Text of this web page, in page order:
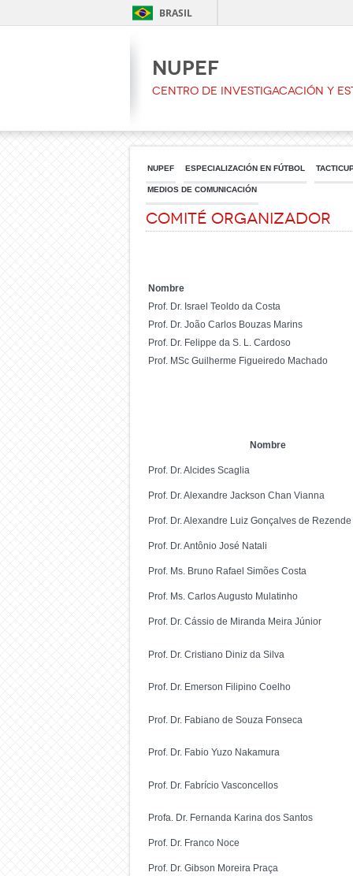
BRASIL
NUPEF
CENTRO DE INVESTIGACACIÓN Y
NUPEF ESPECIALIZACIÓN EN FÚTBOL
MEDIOS DE COMUNICACIÓN
Comité Organizador
Nombre
Prof. Dr. Israel Teoldo da Costa
Prof. Dr. João Carlos Bouzas Marins
Prof. Dr. Felippe da S. L. Cardoso
Prof. MSc Guilherme Figueiredo Machado
Nombre
Prof. Dr. Alcides Scaglia
Prof. Dr. Alexandre Jackson Chan Vianna
Prof. Dr. Alexandre Luiz Gonçalves de Rezende
Prof. Dr. Antônio José Natali
Prof. Ms. Bruno Rafael Simões Costa
Prof. Ms. Carlos Augusto Mulatinho
Prof. Dr. Cássio de Miranda Meira Júnior
Prof. Dr. Cristiano Diniz da Silva
Prof. Dr. Emerson Filipino Coelho
Prof. Dr. Fabiano de Souza Fonseca
Prof. Dr. Fabio Yuzo Nakamura
Prof. Dr. Fabrício Vasconcellos
Profa. Dr. Fernanda Karina dos Santos
Prof. Dr. Franco Noce
Prof. Dr. Gibson Moreira Praça